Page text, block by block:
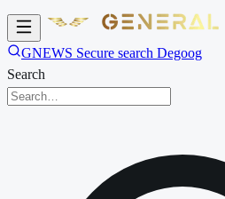
GNEWS Secure search Degoog
Search